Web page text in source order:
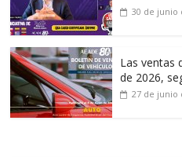
30 de junio
Las ventas
de 2026,
27 de junio